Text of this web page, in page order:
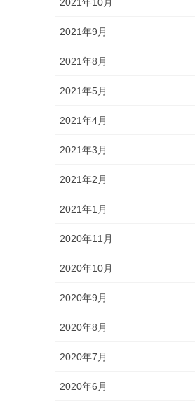
2021年9月
2021年8月
2021年5月
2021年4月
2021年3月
2021年2月
2021年1月
2020年11月
2020年10月
2020年9月
2020年8月
2020年7月
2020年6月